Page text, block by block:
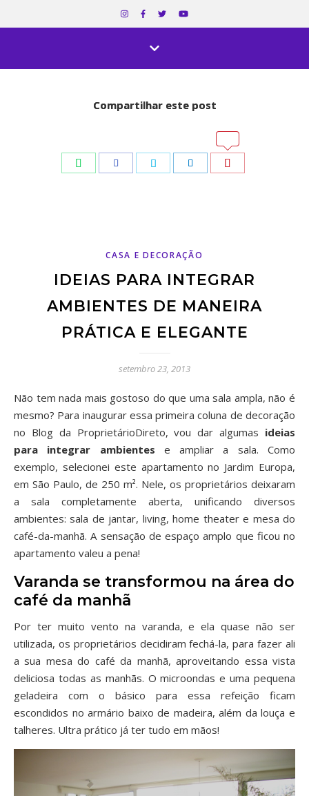
CASA E DECORAÇÃO
IDEIAS PARA INTEGRAR
AMBIENTES DE MANEIRA
PRÁTICA E ELEGANTE
setembro 23, 2013
Compartilhar este post
WhatsAppFacebook LinkedIn
Não tem nada mais gostoso do que uma sala ampla, não é
mesmo? Para inaugurar essa primeira coluna de decoração
no Blog da ProprietárioDireto, vou dar algumas ideias
para integrar ambientes e ampliar a sala. Como
exemplo, selecionei este apartamento no Jardim Europa,
em São Paulo, de 250 m². Nele, os proprietários deixaram
a sala completamente aberta, unificando diversos
ambientes: sala de jantar, living, home theater e mesa do
café-da-manhã. A sensação de espaço amplo que ficou no
apartamento valeu a pena!
Varanda se transformou na área do
café da manhã
Por ter muito vento na varanda, e ela quase não ser
utilizada, os proprietários decidiram fechá-la, para fazer ali
a sua mesa do café da manhã, aproveitando essa vista
deliciosa todas as manhãs. O microondas e uma pequena
geladeira com o básico para essa refeição ficam
escondidos no armário baixo de madeira, além da louça e
talheres. Ultra prático já ter tudo em mãos!
Compartilhar este post
WhatsAppFacebook LinkedIn